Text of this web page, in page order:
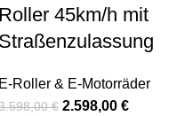
Roller 45km/h mit
Straßenzulassung
E-Roller & E-Motorräder
€ 2.598,00 €